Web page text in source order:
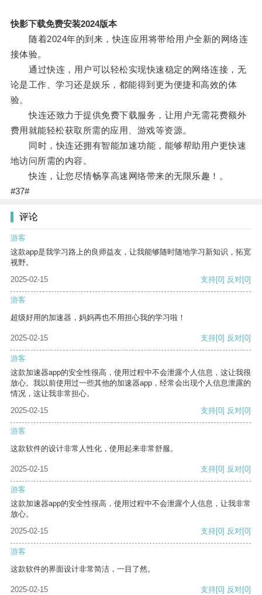
快影下载免费安装2024版本
随着2024年的到来，快连应用将带给用户全新的网络连
接体验。
通过快连，用户可以轻松实现快速稳定的网络连接，无
论是工作、学习还是娱乐，都能得到更为便捷和高效的体
验。
快连还致力于提供免费下载服务，让用户无需花费额外
费用就能轻松获取所需的应用、游戏等资源。
同时，快连还拥有智能加速功能，能够帮助用户更快速
地访问所需的内容。
快连，让您尽情畅享高速网络带来的无限乐趣！。
#37#
评论
游客
这款app是我学习路上的良师益友，让我能够随时随地学习新知识，拓宽
视野。
2025-02-15
支持[0] 反对[0]
游客
超级好用的加速器，妈妈再也不用担心我的学习啦！
2025-02-15 支持[0] 反对[0]
游客
这款加速器app的安全性很高，使用过程中不会泄露个人信息，这让我很
放心。我以前使用过一些其他的加速器app，经常会出现个人信息泄露的
情况，这让我非常担心。
2025-02-15
支持[0] 反对[0]
游客
这款软件的设计非常人性化，使用起来非常舒服。
2025-02-15 支持[0] 反对[0]
游客
这款加速器app的安全性很高，使用过程中不会泄露个人信息，让我非常
放心。
2025-02-15
支持[0] 反对[0]
游客
这款软件的界面设计非常简洁，一目了然。
2025-02-15 支持[0] 反对[0]